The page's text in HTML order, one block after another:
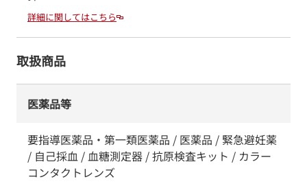
詳細に関してはこちら
取扱商品
医薬品等
要指導医薬品・第一類医薬品 / 医薬品 / 緊急避妊薬
/ 自己採血 / 血糖測定器 / 抗原検査キット / カラー
コンタクトレンズ